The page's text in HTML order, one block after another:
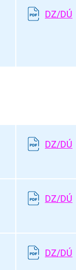
DZ/DÚ
DZ/DÚ
DZ/DÚ
DZ/DÚ